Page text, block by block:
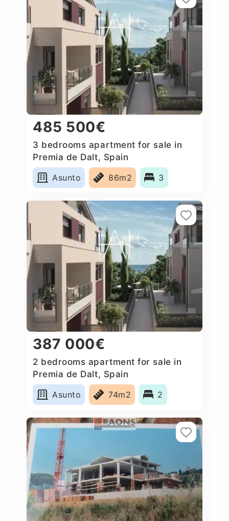
485 500€
3 bedrooms apartment for sale in
Premia de Dalt, Spain
Asunto
86m2 3
387 000€
2 bedrooms apartment for sale in
Premia de Dalt, Spain
Asunto
74m2 2